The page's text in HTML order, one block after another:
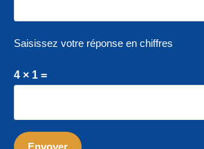
Saisissez votre réponse en chiffres
4 × 1 =